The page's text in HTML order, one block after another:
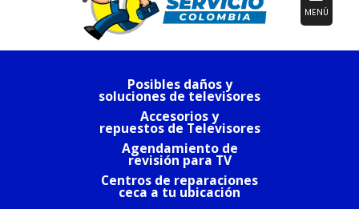
MENÚ
Posibles daños y
soluciones de televisores
Accesorios y
repuestos de Televisores
Agendamiento de
revisión para TV
Centros de reparaciones
ceca a tu ubicación